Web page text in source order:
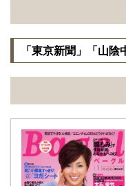
「東京新聞」「山